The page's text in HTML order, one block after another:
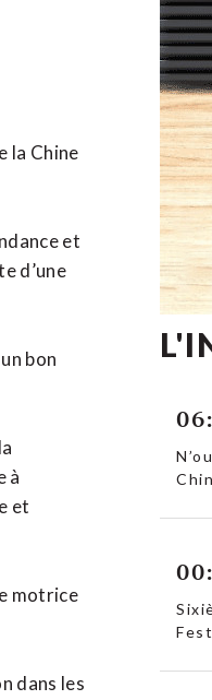
la Chine
et
d’une
bon
à
et
motrice
dans les